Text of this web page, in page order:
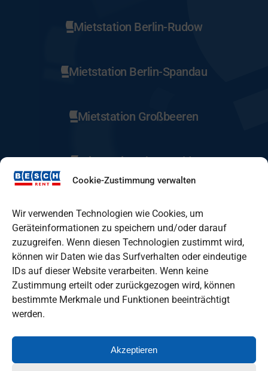
Cookie-Zustimmung verwalten
Wir verwenden Technologien wie Cookies, um
Geräteinformationen zu speichern und/oder darauf
zuzugreifen. Wenn diesen Technologien zustimmt wird,
können wir Daten wie das Surfverhalten oder eindeutige
IDs auf dieser Website verarbeiten. Wenn keine
Zustimmung erteilt oder zurückgezogen wird, können
bestimmte Merkmale und Funktionen beeinträchtigt
werden.
Akzeptieren
Mietstation Berlin-Rudow
Mietstation Berlin-Spandau
Mietstation Großbeeren
Mietstation Eberswalde
Mietstation Fürstenwalde
Mietstation Lindenberg
Mietstation Oranienburg